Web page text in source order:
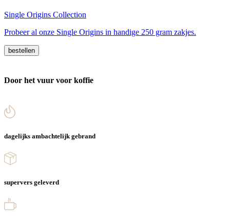
Single Origins Collection
Probeer al onze Single Origins in handige 250 gram zakjes.
bestellen
Door het vuur voor koffie
dagelijks ambachtelijk gebrand
supervers geleverd